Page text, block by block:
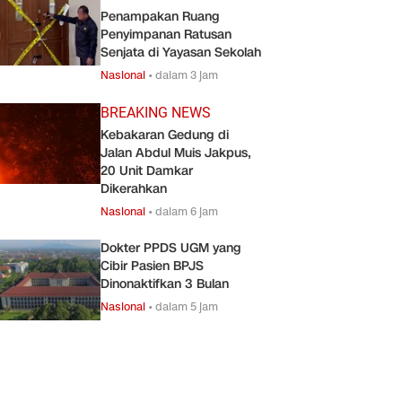
Penampakan Ruang
Penyimpanan Ratusan
Senjata di Yayasan Sekolah
Nasional •dalam 3 jam
BREAKING NEWS
Kebakaran Gedung di
Jalan Abdul Muis Jakpus,
20 Unit Damkar
Dikerahkan
Nasional •dalam 6 jam
Dokter PPDS UGM yang
Cibir Pasien BPJS
Dinonaktifkan 3 Bulan
Nasional •dalam 5 jam